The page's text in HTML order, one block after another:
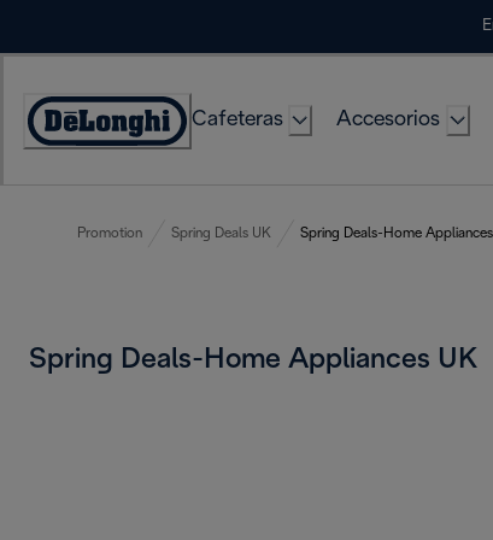
Accessibility
Cafeteras Accesorios
Promotion Spring Deals UK Spring Deals-Home
Spring Deals-Home Appliances UK